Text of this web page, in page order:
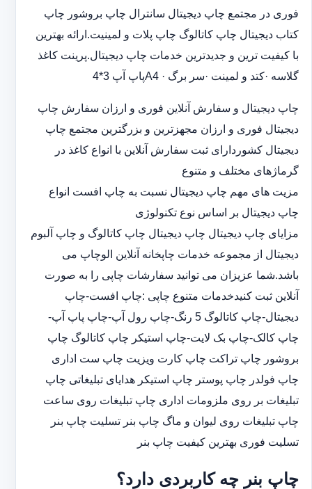
فوری در مجتمع چاپ دیجیتال سانترال چاپ بروشور چاپ
کتاب دیجیتال چاپ کاتالوگ چاپ پلات و لمینیت.ارائه بهترین
با کیفیت ترین و جدیدترین خدمات چاپ دیجیتال.پرینت کاغذ
گلاسه ·‎کتد و لمینت ·‎سر برگ A4 ·‎پاپ آپ 3*4
چاپ دیجیتال و سفارش آنلاین فوری و ارزان سفارش چاپ
دیجیتال فوری و ارزان مجهزترین و بزرگترین مجتمع چاپ
دیجیتال کشوردارای ثبت سفارش آنلاین با انواع کاغذ در
گرماژهای مختلف و متنوع
مزیت های مهم چاپ دیجیتال نسبت به چاپ افست انواع
چاپ دیجیتال بر اساس نوع تکنولوژی
مزایای چاپ دیجیتال چاپ دیجیتال چاپ کاتالوگ و چاپ آلبوم
دیجیتال از مجموعه خدمات چاپخانه آنلاین الوچاپ می
باشد.شما عزیزان می توانید سفارشات چاپی را به صورت
آنلاین ثبت کنیدخدمات متنوع چاپی :چاپ افست-چاپ
دیجیتال-چاپ کاتالوگ 5 رنگ-چاپ رول آپ-چاپ پاپ آپ-
چاپ کالک-چاپ بک لایت-چاپ استیکر چاپ کاتالوگ چاپ
بروشور چاپ تراکت چاپ کارت ویزیت چاپ ست اداری
چاپ فولدر چاپ پوستر چاپ استیکر هدایای تبلیغاتی چاپ
تبلیغات بر روی ملزومات اداری چاپ تبلیغات روی ساعت
چاپ تبلیغات روی لیوان و ماگ چاپ بنر تسلیت چاپ بنر
تسلیت فوری بهترین کیفیت چاپ بنر
چاپ بنر چه کاربردی دارد؟